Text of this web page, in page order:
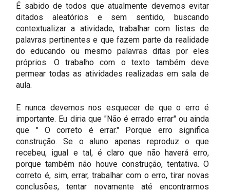
É sabido de todos que atualmente devemos evitar
ditados aleatórios e sem sentido, buscando
contextualizar a atividade, trabalhar com listas de
palavras pertinentes e que fazem parte da realidade
do educando ou mesmo palavras ditas por eles
próprios. O trabalho com o texto também deve
permear todas as atividades realizadas em sala de
aula.
E nunca devemos nos esquecer de que o erro é
importante. Eu diria que "Não é errado errar" ou ainda
que " O correto é errar." Porque erro significa
construção. Se o aluno apenas reproduz o que
recebeu, igual e tal, é claro que não haverá erro,
porque também não houve construção, tentativa. O
correto é, sim, errar, trabalhar com o erro, tirar novas
conclusões, tentar novamente até encontrarmos